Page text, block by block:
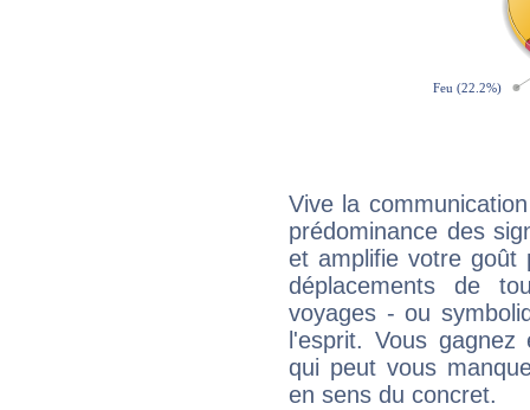
Vive la
prédominance des
et amplifie votre goût
déplacements de
voyages - ou
l'esprit. Vous
qui peut vous
en sens du concret.